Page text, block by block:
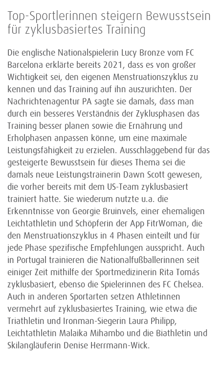
Top-Sportlerinnen steigern Bewusstsein
für zyklusbasiertes Training
Die englische Nationalspielerin Lucy Bronze vom FC
Barcelona erklärte bereits 2021, dass es von großer
Wichtigkeit sei, den eigenen Menstruationszyklus zu
kennen und das Training auf ihn auszurichten. Der
Nachrichtenagentur PA sagte sie damals, dass man
durch ein besseres Verständnis der Zyklusphasen das
Training besser planen sowie die Ernährung und
Erholphasen anpassen könne, um eine maximale
Leistungsfähigkeit zu erzielen. Ausschlaggebend für das
gesteigerte Bewusstsein für dieses Thema sei die
damals neue Leistungstrainerin Dawn Scott gewesen,
die vorher bereits mit dem US-Team zyklusbasiert
trainiert hatte. Sie wiederum nutzte u.a. die
Erkenntnisse von Georgie Bruinvels, einer ehemaligen
Leichtathletin und Schöpferin der App FitrWoman, die
den Menstruationszyklus in 4 Phasen einteilt und für
jede Phase spezifische Empfehlungen ausspricht. Auch
in Portugal trainieren die Nationalfußballerinnen seit
einiger Zeit mithilfe der Sportmedizinerin Rita Tomás
zyklusbasiert, ebenso die Spielerinnen des FC Chelsea.
Auch in anderen Sportarten setzen Athletinnen
vermehrt auf zyklusbasiertes Training, wie etwa die
Triathletin und Ironman-Siegerin Laura Philipp,
Leichtathletin Malaika Mihambo und die Biathletin und
Skilangläuferin Denise Herrmann-Wick.